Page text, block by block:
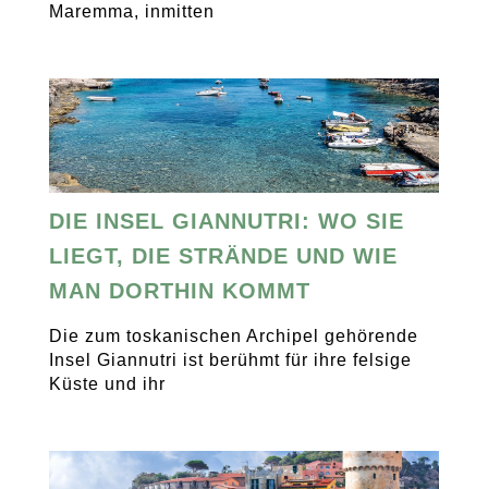
Maremma, inmitten
DIE INSEL GIANNUTRI: WO SIE
LIEGT, DIE STRÄNDE UND WIE
MAN DORTHIN KOMMT
Die zum toskanischen Archipel gehörende
Insel Giannutri ist berühmt für ihre felsige
Küste und ihr